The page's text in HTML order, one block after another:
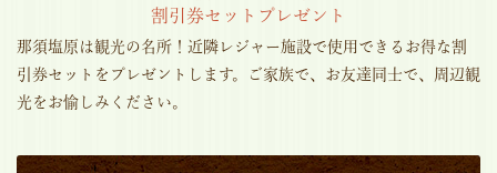
割引券セットプレゼント
那須塩原は観光の名所！近隣レジャー施設で使用できるお得な割
引券セットをプレゼントします。ご家族で、お友達同士で、周辺観
光をお愉しみください。